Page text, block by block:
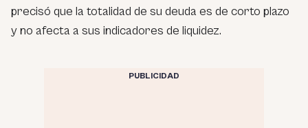
precisó que la totalidad de su deuda es de corto plazo
y no afecta a sus indicadores de liquidez.
PUBLICIDAD